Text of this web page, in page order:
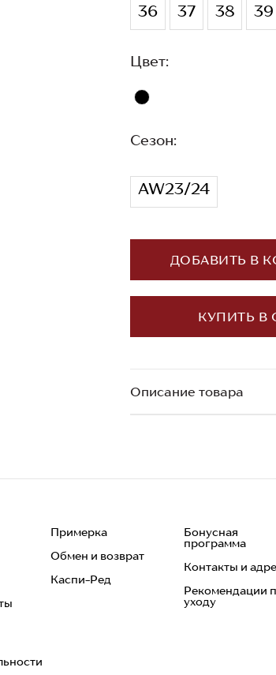
36 37 38 39
Цвет:
Сезон:
AW23/24
ДОБАВИТЬ В
КУПИТЬ В
Описание товара
Примерка
Обмен и возврат
Каспи-Ред
Бонусная
программа
Контакты и
Рекомендации
уходу